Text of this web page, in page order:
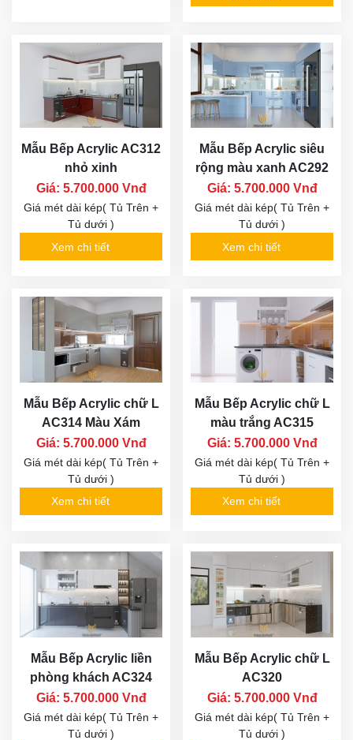
Mẫu Bếp Acrylic AC312
nhỏ xinh
Giá: 5.700.000 Vnđ
Giá mét dài kép( Tủ Trên +
Tủ dưới )
Xem chi tiết
Mẫu Bếp Acrylic siêu
rộng màu xanh AC292
Giá: 5.700.000 Vnđ
Giá mét dài kép( Tủ Trên +
Tủ dưới )
Xem chi tiết
Mẫu Bếp Acrylic chữ L
AC314 Màu Xám
Giá: 5.700.000 Vnđ
Giá mét dài kép( Tủ Trên +
Tủ dưới )
Xem chi tiết
Mẫu Bếp Acrylic chữ L
màu trắng AC315
Giá: 5.700.000 Vnđ
Giá mét dài kép( Tủ Trên +
Tủ dưới )
Xem chi tiết
Mẫu Bếp Acrylic liền
phòng khách AC324
Giá: 5.700.000 Vnđ
Giá mét dài kép( Tủ Trên +
Tủ dưới )
Mẫu Bếp Acrylic chữ L
AC320
Giá: 5.700.000 Vnđ
Giá mét dài kép( Tủ Trên +
Tủ dưới )